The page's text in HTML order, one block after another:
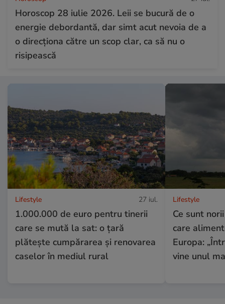
Horoscop 28 iulie 2026. Leii se bucură de o
energie debordantă, dar simt acut nevoia de a
o direcționa către un scop clar, ca să nu o
risipească
Lifestyle 27 iul.
1.000.000 de euro pentru tinerii
care se mută la sat: o țară
plătește cumpărarea și renovarea
caselor în mediul rural
Lifestyle
Ce sunt
care
Europa:
vine unul